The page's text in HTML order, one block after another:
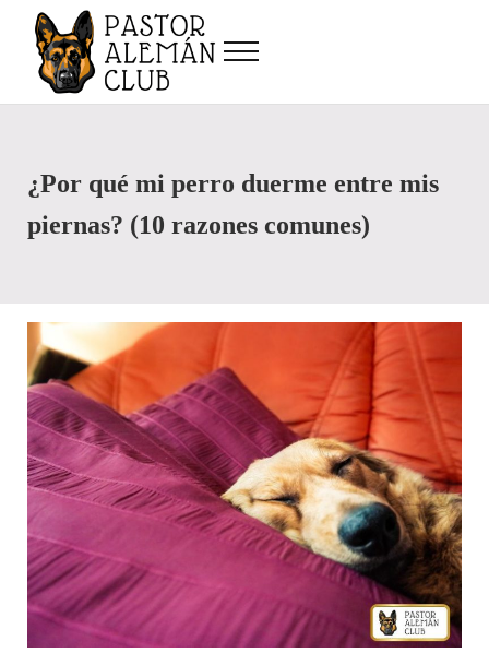
Saltar al contenido principal
Skip to after header navigation
Skip to site footer
Pastor Alemán Club
Alimentación, cuidados, entrenamiento y más, del pastor alemán y otros
Menu
¿Por qué mi perro duerme entre mis
piernas? (10 razones comunes)